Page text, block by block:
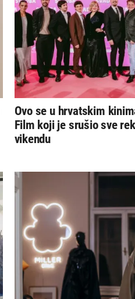
Ovo se u hrvatskim
Film koji je srušio sve
vikendu